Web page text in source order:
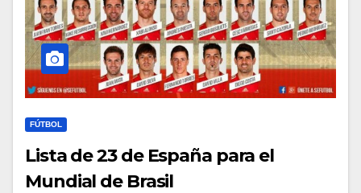
FÚTBOL
Lista de 23 de España para el
Mundial de Brasil